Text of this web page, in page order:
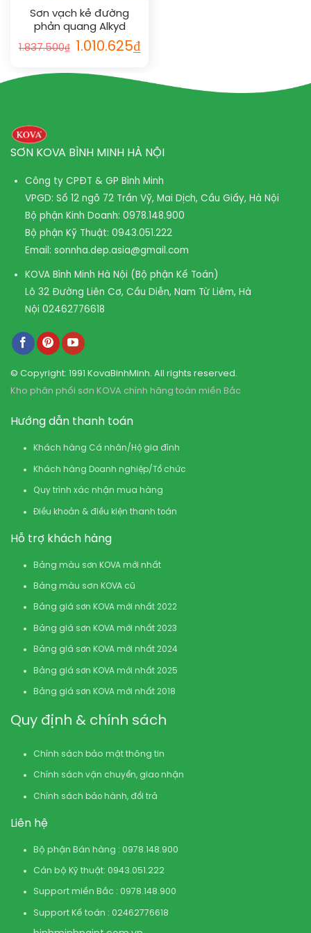
Sơn vạch kẻ đường
phản quang Alkyd
nhanh khô RAL ROAD
LINE RAPID REFLECTIVE
1.837.500₫
Giá
gốc
1.837.500₫.
1.010.625₫Giá
hiện
1.010.625₫.
SƠN KOVA BÌNH MINH HÀ NỘI
Công ty CPĐT & GP Bình Minh
VPGD: Số 12 ngõ 72 Trần Vỹ, Mai Dịch, Cầu Giấy, Hà Nội
Bộ phận Kinh Doanh: 0978.148.900
Bộ phận Kỹ Thuật: 0943.051.222
Email: sonnha.dep.asia@gmail.com
KOVA Bình Minh Hà Nội (Bộ phận Kế Toán)
Lô 32 Đường Liên Cơ, Cầu Diễn, Nam Từ Liêm, Hà
Nội 02462776618
© Copyright: 1991 KovaBinhMinh. All rights reserved.
Kho phân phối sơn KOVA chính hãng toàn miền Bắc
Hướng dẫn thanh toán
Khách hàng Cá nhân/Hộ gia đình
Khách hàng Doanh nghiệp/Tổ chức
Quy trình xác nhận mua hàng
Điều khoản & điều kiện thanh toán
Hỗ trợ khách hàng
Bảng màu sơn KOVA mới nhất
Bảng màu sơn KOVA cũ
Bảng giá sơn KOVA mới nhất 2022
Bảng giá sơn KOVA mới nhất 2023
Bảng giá sơn KOVA mới nhất 2024
Bảng giá sơn KOVA mới nhất 2025
Bảng giá sơn KOVA mới nhất 2018
Quy định & chính sách
Chính sách bảo mật thông tin
Chính sách vận chuyển, giao nhận
Chính sách bảo hành, đổi trả
Liên hệ
Bộ phận Bán hàng : 0978.148.900
Cán bộ Kỹ thuật: 0943.051.222
Support miền Bắc : 0978.148.900
Support Kế toán : 02462776618